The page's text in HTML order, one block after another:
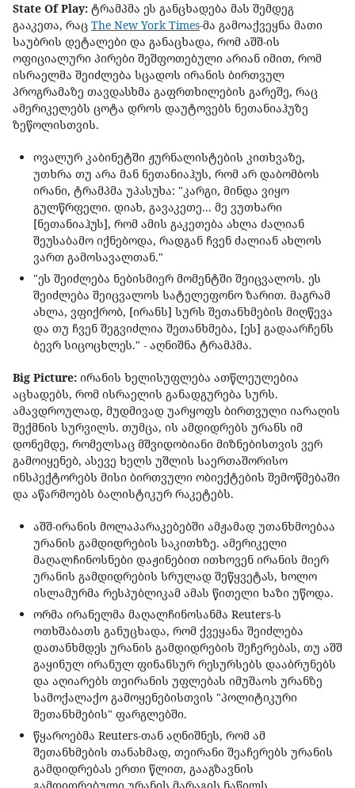
State Of Play: ტრამპმა ეს განცხადება მას შემდეგ
გააკეთა, რაც The New York Times-მა გამოაქვეყნა მათი
საუბრის დეტალები და განაცხადა, რომ აშშ-ის
ოფიციალური პირები შეშფოთებული არიან იმით, რომ
ისრაელმა შეიძლება სცადოს ირანის ბირთვულ
პროგრამაზე თავდასხმა გაფრთხილების გარეშე, რაც
ამერიკელებს ცოტა დროს დაუტოვებს ნეთანიაჰუზე
ზეწოლისთვის.
ოვალურ კაბინეტში ჟურნალისტების კითხვაზე,
უთხრა თუ არა მან ნეთანიაჰუს, რომ არ დაბომბოს
ირანი, ტრამპმა უპასუხა: "კარგი, მინდა ვიყო
გულწრფელი. დიახ, გავაკეთე... მე ვუთხარი
[ნეთანიაჰუს], რომ ამის გაკეთება ახლა ძალიან
შეუსაბამო იქნებოდა, რადგან ჩვენ ძალიან ახლოს
ვართ გამოსავალთან."
"ეს შეიძლება ნებისმიერ მომენტში შეიცვალოს. ეს
შეიძლება შეიცვალოს სატელეფონო ზარით. მაგრამ
ახლა, ვფიქრობ, [ირანს] სურს შეთანხმების მიღწევა
და თუ ჩვენ შეგვიძლია შეთანხმება, [ეს] გადაარჩენს
ბევრ სიცოცხლეს." - აღნიშნა ტრამპმა.
Big Picture: ირანის ხელისუფლება ათწლეულებია
აცხადებს, რომ ისრაელის განადგურება სურს.
ამავდროულად, მუდმივად უარყოფს ბირთვული იარაღის
შექმნის სურვილს. თუმცა, ის ამდიდრებს ურანს იმ
დონემდე, რომელსაც მშვიდობიანი მიზნებისთვის ვერ
გამოიყენებ, ასევე ხელს უშლის საერთაშორისო
ინსპექტორებს მისი ბირთვული ობიექტების შემოწმებაში
და აწარმოებს ბალისტიკურ რაკეტებს.
აშშ-ირანის მოლაპარაკებებში ამჟამად უთანხმოებაა
ურანის გამდიდრების საკითხზე. ამერიკელი
მაღალჩინოსნები დაჟინებით ითხოვენ ირანის მიერ
ურანის გამდიდრების სრულად შეწყვეტას, ხოლო
ისლამურმა რესპუბლიკამ ამას წითელი ხაზი უწოდა.
ორმა ირანელმა მაღალჩინოსანმა Reuters-ს
ოთხშაბათს განუცხადა, რომ ქვეყანა შეიძლება
დათანხმდეს ურანის გამდიდრების შეჩერებას, თუ აშშ
გაყინულ ირანულ ფინანსურ რესურსებს დააბრუნებს
და აღიარებს თეირანის უფლებას იმუშაოს ურანზე
სამოქალაქო გამოყენებისთვის "პოლიტიკური
შეთანხმების" ფარგლებში.
წყაროებმა Reuters-თან აღნიშნეს, რომ ამ
შეთანხმების თანახმად, თეირანი შეაჩერებს ურანის
გამდიდრებას ერთი წლით, გააგზავნის